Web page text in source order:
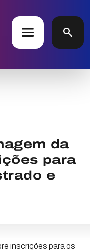
menu search
da
para
e
inscrições para os